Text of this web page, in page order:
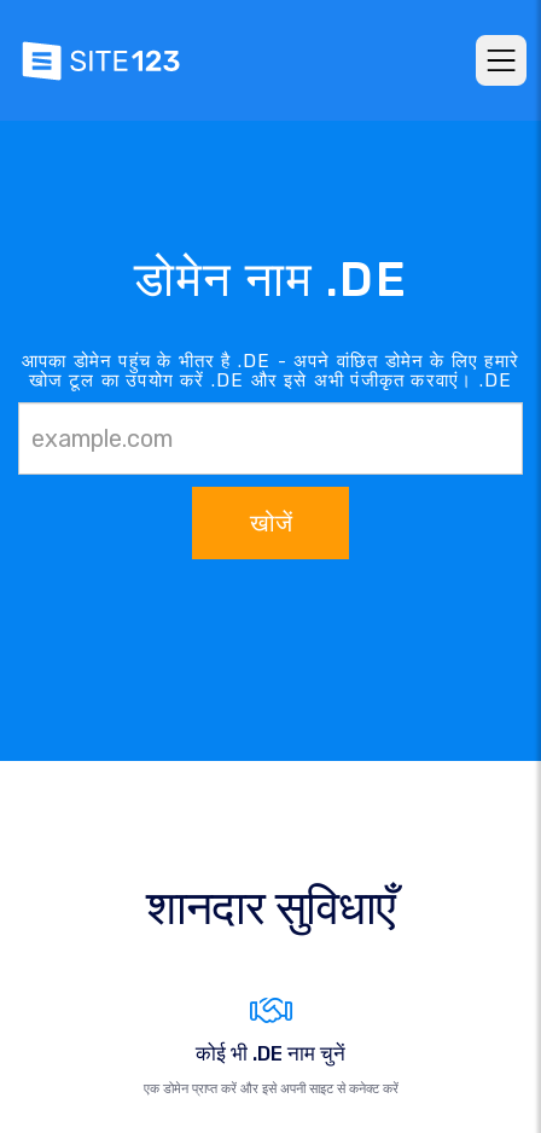
डोमेन नाम .DE
आपका डोमेन पहुंच के भीतर है .DE - अपने वांछित डोमेन के लिए हमारे
खोज टूल का उपयोग करें .DE और इसे अभी पंजीकृत करवाएं। .DE
खोजें
शानदार सुविधाएँ
कोई भी .DE नाम चुनें
एक डोमेन प्राप्त करें और इसे अपनी साइट से कनेक्ट करें